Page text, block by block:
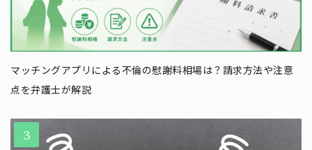
マッチングアプリによる不倫の慰謝料相場は？請求方法や注意
点を弁護士が解説